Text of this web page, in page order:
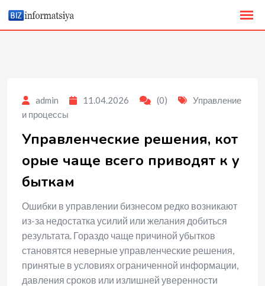
content
admin 11.04.2026 (0)
Управление
и процессы
Управленческие решения, кот
орые чаще всего приводят к у
быткам
Ошибки в управлении бизнесом редко возникают
из-за недостатка усилий или желания добиться
результата. Гораздо чаще причиной убытков
становятся неверные управленческие решения,
принятые в условиях ограниченной информации,
давления сроков или излишней уверенности